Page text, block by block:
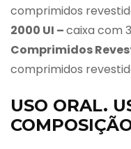
comprimidos
2000 UI –caixa com
Comprimidos
comprimidos
USO ORAL.